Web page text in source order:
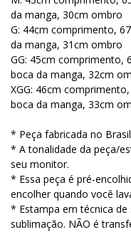
da manga, 30cm ombro
G: 44cm comprimento,
da manga, 31cm ombro
GG: 45cm comprimento,
boca da manga, 32cm
XGG: 46cm
boca da manga, 33cm
* Peça fabricada no
* A tonalidade da peça/
seu monitor.
* Essa peça é pré-
encolher quando você
* Estampa em técnica
sublimação. NÃO é